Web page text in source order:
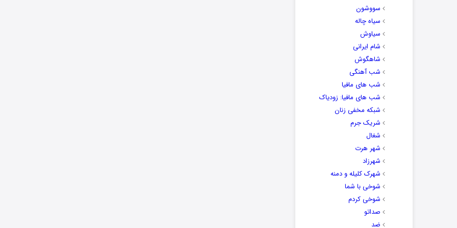
سووشون
سیاه چاله
سیاوش
شام ایرانی
شاهگوش
شب آهنگی
شب های مافیا
شب های مافیا: زودیاک
شبکه مخفی زنان
شریک جرم
شغال
شهر هرت
شهرزاد
شهرک کلیله و دمنه
شوخی با شما
شوخی کردم
صداتو
ضد